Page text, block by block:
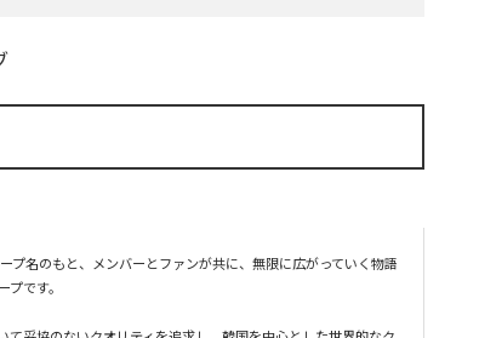
プ名のもと、メンバーとファンが共に、無限に広がっていく物語
です。